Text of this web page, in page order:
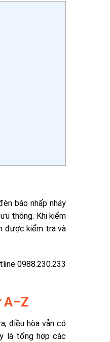
báo nhấp nháy
thông. Khi kiểm
được kiểm tra và
0988.230.233
A–Z
điều hòa vẫn có
là tổng hợp các